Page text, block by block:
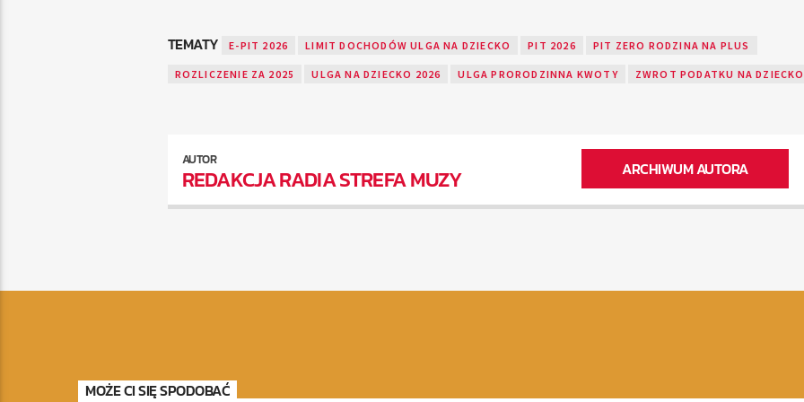
TEMATY E-PIT 2026 LIMIT DOCHODÓW ULGA NA DZIECKO PIT 2026 PIT ZERO RODZINA NA PLUS
ROZLICZENIE ZA 2025 ULGA NA DZIECKO 2026 ULGA PRORODZINNA KWOTY ZWROT PODATKU NA DZIECKO
AUTOR
REDAKCJA RADIA STREFA MUZY ARCHIWUM AUTORA
MOŻE CI SIĘ SPODOBAĆ